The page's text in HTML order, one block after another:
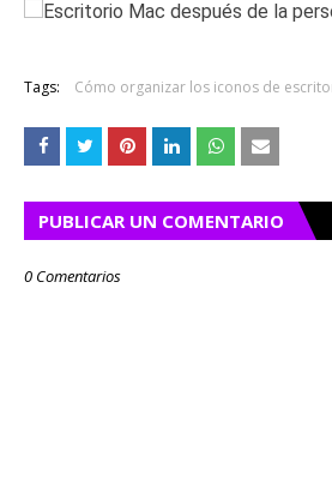
Tags: Cómo organizar los iconos de
PUBLICAR UN COMENTARIO
0 Comentarios